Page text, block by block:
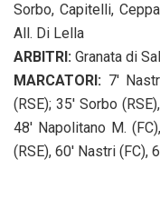
Sorbo, Capitelli,
All. Di Lella
ARBITRI: Granata di
MARCATORI: 7′
(RSE); 35′ Sorbo
48′ Napolitano M.
(RSE), 60′ Nastri (FC),